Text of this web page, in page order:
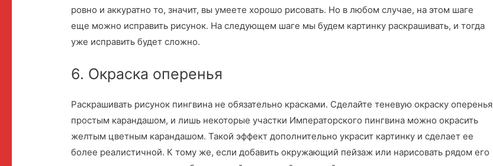
ровно и аккуратно то, значит, вы умеете хорошо рисовать. Но в любом случае, на этом шаге
еще можно исправить рисунок. На следующем шаге мы будем картинку раскрашивать, и тогда
уже исправить будет сложно.
6. Окраска оперенья
Раскрашивать рисунок пингвина не обязательно красками. Сделайте теневую окраску оперенья
простым карандашом, и лишь некоторые участки Императорского пингвина можно окрасить
желтым цветным карандашом. Такой эффект дополнительно украсит картинку и сделает ее
более реалистичной. К тому же, если добавить окружающий пейзаж или нарисовать рядом его